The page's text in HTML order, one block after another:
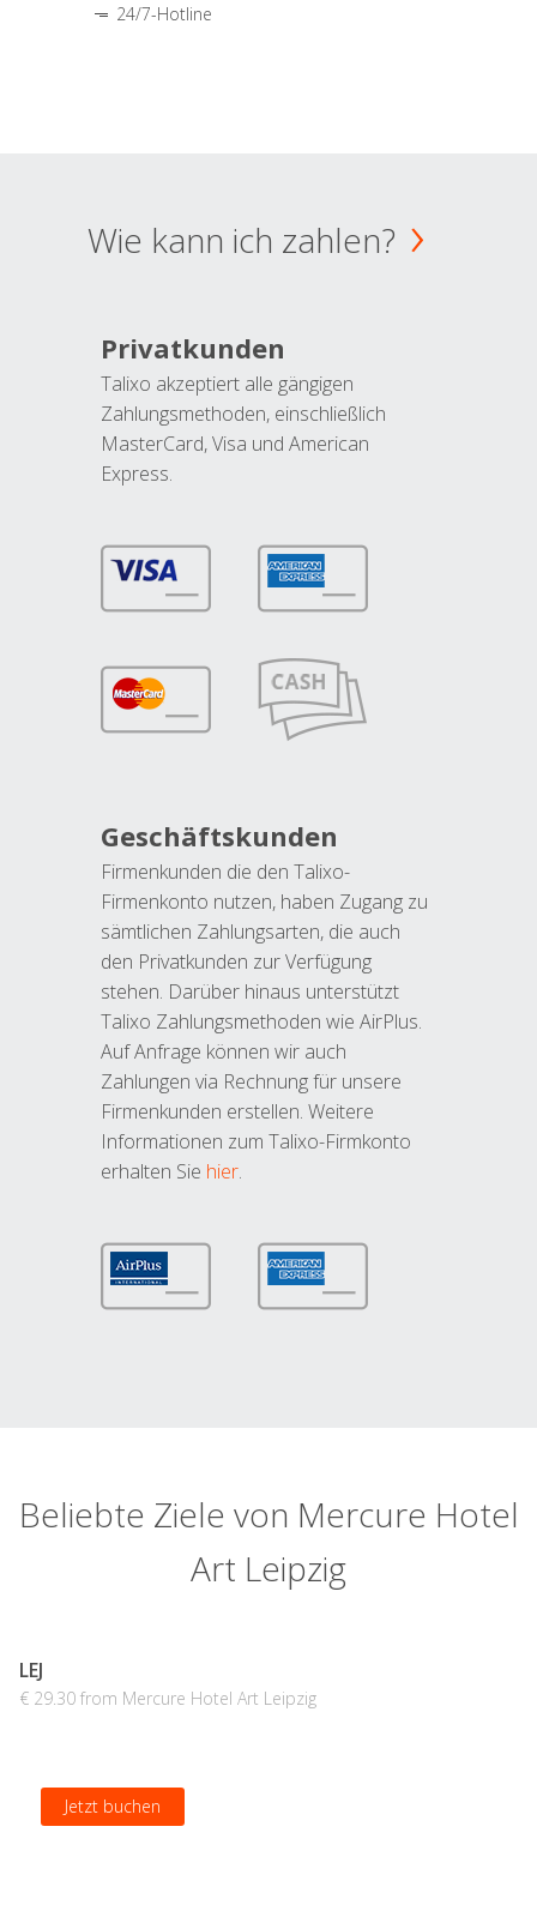
24/7-Hotline
Wie kann ich zahlen?
Privatkunden
Talixo akzeptiert alle gängigen
Zahlungsmethoden, einschließlich
MasterCard, Visa und American
Express.
Geschäftskunden
Firmenkunden die den Talixo-
Firmenkonto nutzen, haben Zugang zu
sämtlichen Zahlungsarten, die auch
den Privatkunden zur Verfügung
stehen. Darüber hinaus unterstützt
Talixo Zahlungsmethoden wie AirPlus.
Auf Anfrage können wir auch
Zahlungen via Rechnung für unsere
Firmenkunden erstellen. Weitere
Informationen zum Talixo-Firmkonto
erhalten Sie hier.
Beliebte Ziele von Mercure Hotel
Art Leipzig
LEJ
€ 29.30 from Mercure Hotel Art Leipzig
Jetzt buchen